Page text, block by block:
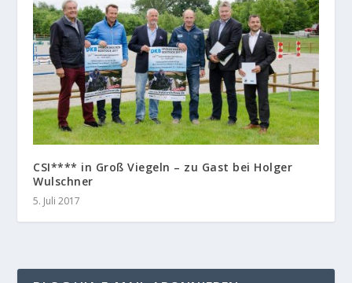
CSI**** in Groß Viegeln – zu Gast bei Holger
Wulschner
5. Juli 2017